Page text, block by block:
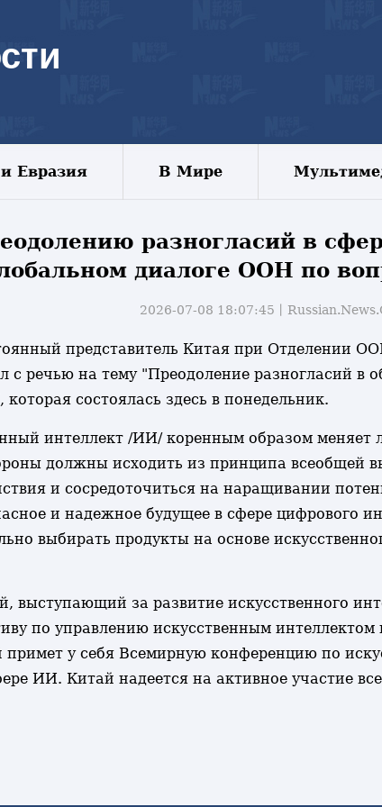
Евразия В Мире
разногласий в
диалоге ООН по
2026-07-08 18:07:45丨
представитель Китая при Отделении
речью на тему "Преодоление разногласий в
состоялась здесь в понедельник.
интеллект /ИИ/ коренным образом меняет
должны исходить из принципа
и сосредоточиться на наращивании
и надежное будущее в сфере цифрового
выбирать продукты на основе
выступающий за развитие искусственного
по управлению искусственным
у себя Всемирную конференцию по
ИИ. Китай надеется на активное участие